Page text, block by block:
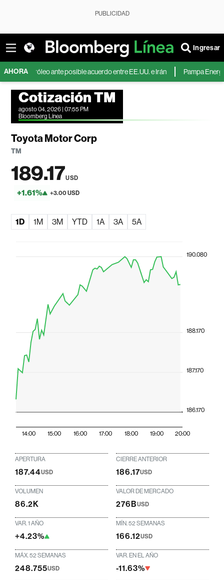
PUBLICIDAD
Ingresar
AHORAante posible acuerdo entre EE.UU. e Irán Pampa Energía
Cotización TM
agosto 04, 2026 | 07:55 PM
Bloomberg Línea
Toyota Motor Corp
TM
189.17USD
+1.61% +3.00 USD
1D 1M 3M YTD 1A 3A 5A
14:00 15:00 16:00 17:00 18:00 19:00 20:00
186.170
187.170
188.170
190.080
APERTURA
187.44USD
CIERRE ANTERIOR
186.17USD
VOLUMEN
86.2K
VALOR DE MERCADO
276BUSD
VAR. 1 AÑO
+4.23%
MÍN. 52 SEMANAS
166.12USD
MÁX. 52 SEMANAS
248.755USD
VAR. EN EL AÑO
-11.63%